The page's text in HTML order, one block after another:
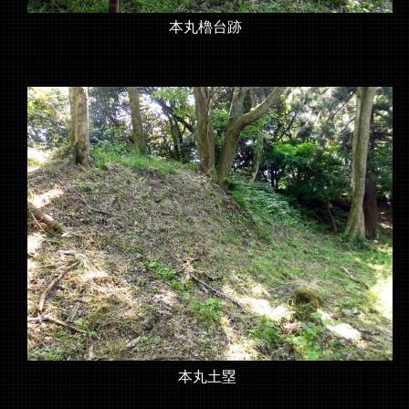
本丸土塁
本丸櫓台跡